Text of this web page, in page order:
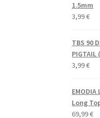
1.5mm
3,99€
TBS 90
PIGTAIL
3,99€
Long
69,99€